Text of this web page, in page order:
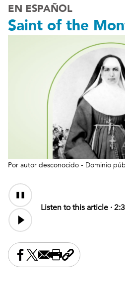
EN ESPAÑOL
Saint of the
Por autor desconocido - Dominio
Audio
Content
Listen to this article ·
Share this on Facebook
Share this on X
Share this by email
Print this page
Copy the